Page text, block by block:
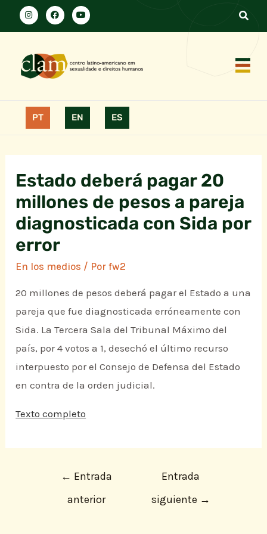
PT EN ES
Estado deberá pagar 20
millones de pesos a pareja
diagnosticada con Sida por
error
En los medios / Porfw2
20 millones de pesos deberá pagar el Estado a una
pareja que fue diagnosticada erróneamente con
Sida. La Tercera Sala del Tribunal Máximo del
país, por 4 votos a 1, desechó el último recurso
interpuesto por el Consejo de Defensa del Estado
en contra de la orden judicial.
Texto completo
← Entrada
anterior
Entrada
siguiente →